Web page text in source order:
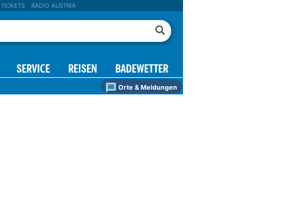
TICKETS RADIO AUSTRIA
SERVICE REISEN BADEWETTER
Orte & Meldungen